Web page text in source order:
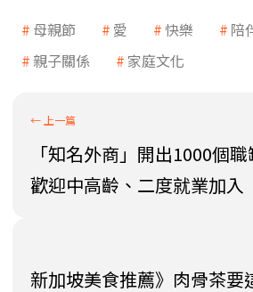
母親節 愛 快樂 陪
親子關係
家庭文化
「知名外商」開出1000個
歡迎中高齡、二度就業加入
新加坡美食推薦》肉骨茶要